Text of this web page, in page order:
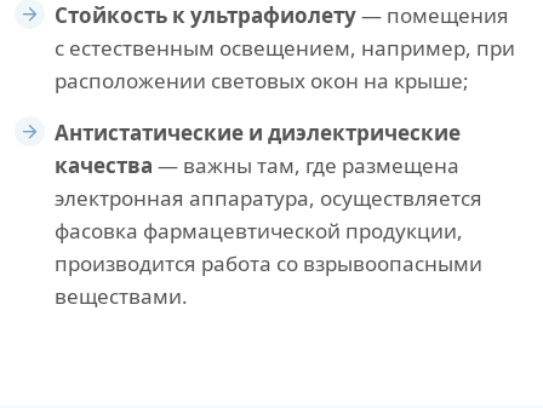
Стойкость к ультрафиолету— помещения
с естественным освещением, например, при
расположении световых окон на крыше;
Антистатические и диэлектрические
качества — важны там, где размещена
электронная аппаратура, осуществляется
фасовка фармацевтической продукции,
производится работа со взрывоопасными
веществами.